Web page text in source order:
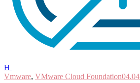
H
Vmware, VMware Cloud Foundation